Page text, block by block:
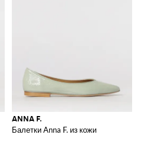
ANNA F.
Балетки Anna F. из кожи